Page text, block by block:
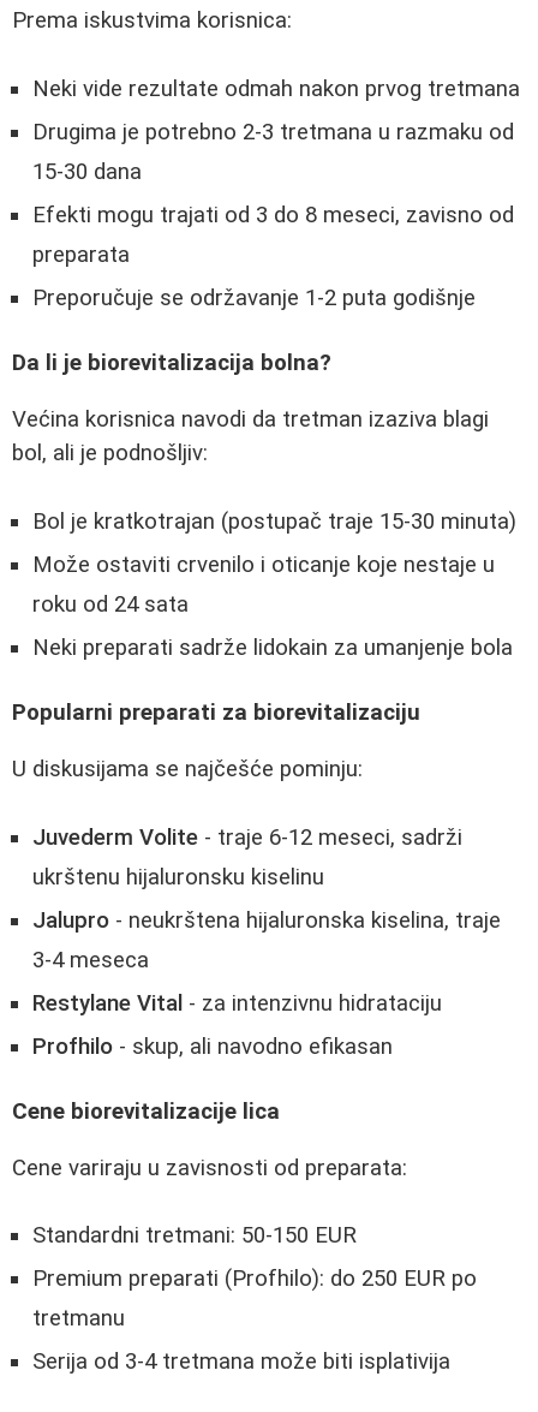
Prema iskustvima korisnica:
Neki vide rezultate odmah nakon prvog tretmana
Drugima je potrebno 2-3 tretmana u razmaku od
15-30 dana
Efekti mogu trajati od 3 do 8 meseci, zavisno od
preparata
Preporučuje se održavanje 1-2 puta godišnje
Da li je biorevitalizacija bolna?
Većina korisnica navodi da tretman izaziva blagi
bol, ali je podnošljiv:
Bol je kratkotrajan (postupač traje 15-30 minuta)
Može ostaviti crvenilo i oticanje koje nestaje u
roku od 24 sata
Neki preparati sadrže lidokain za umanjenje bola
Popularni preparati za biorevitalizaciju
U diskusijama se najčešće pominju:
Juvederm Volite - traje 6-12 meseci, sadrži
ukrštenu hijaluronsku kiselinu
Jalupro - neukrštena hijaluronska kiselina, traje
3-4 meseca
Restylane Vital - za intenzivnu hidrataciju
Profhilo - skup, ali navodno efikasan
Cene biorevitalizacije lica
Cene variraju u zavisnosti od preparata:
Standardni tretmani: 50-150 EUR
Premium preparati (Profhilo): do 250 EUR po
tretmanu
Serija od 3-4 tretmana može biti isplativija